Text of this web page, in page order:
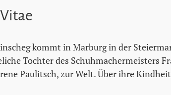
kommt in Marburg in der
Tochter des Schuhmachermeisters
Paulitsch, zur Welt. Über ihre